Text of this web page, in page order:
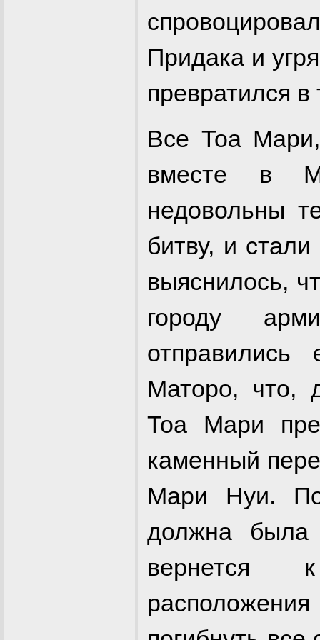
Придака и
превратился
Все Тоа
вместе в
недовольны
битву, и
выяснилось,
городу
отправились
Маторо, что,
Тоа Мари
каменный
Мари Нуи.
должна была
вернется